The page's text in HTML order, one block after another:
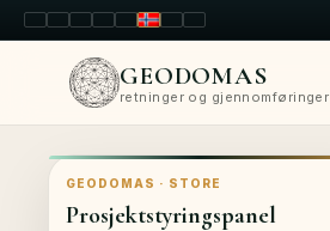
LT ENPL FR RUNOSKRO
GEODOMAS
retninger og gjennomføringer
GEODOMAS · STORE
Prosjektstyringspanel